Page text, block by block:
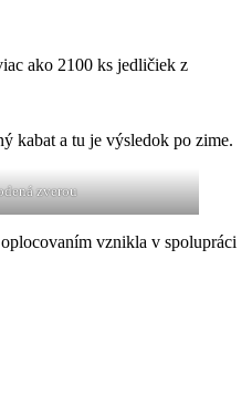
ako 2100 ks jedličiek z
kabat a tu je výsledok po zime.
zverou
vznikla v spolupráci